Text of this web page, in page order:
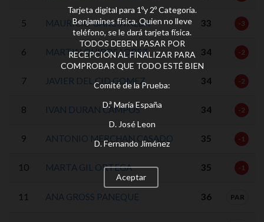
Tarjeta digital para 1ºy 2º Categoría.
Benjamines física. Quien no lleve
teléfono, se le dará tarjeta física.
TODOS DEBEN PASAR POR
RECEPCIÓN AL FINALIZAR PARA
COMPROBAR QUE TODO ESTÉ BIEN
Comité de la Prueba:
D.ª María España
D. José Leon
D. Fernando Jiménez
Aceptar
5 MAURICIO GARCIA ALBA 33 -3
6 MARTIN QUIROS LOPEZ 34 -2
7 JAVIER DEL CID GOMEZ 34 -2
8 IVAN DURAN CAMPOS 34 -2
9 ANTONIO MERCHAN CASADO 35 -1
10 MARTA GIL ORTEGA 35 -1
11 ANA GROSS PANEQUE 36 PAR